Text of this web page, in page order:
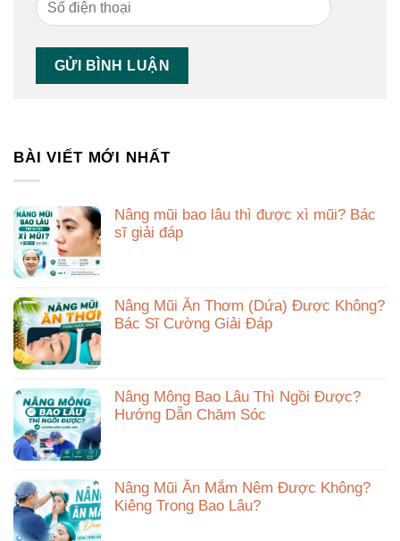
BÀI VIẾT MỚI NHẤT
Nâng mũi bao lâu thì được xì mũi? Bác
sĩ giải đáp
Nâng Mũi Ăn Thơm (Dứa) Được Không?
Bác Sĩ Cường Giải Đáp
Nâng Mông Bao Lâu Thì Ngồi Được?
Hướng Dẫn Chăm Sóc
Nâng Mũi Ăn Mắm Nêm Được Không?
Kiêng Trong Bao Lâu?